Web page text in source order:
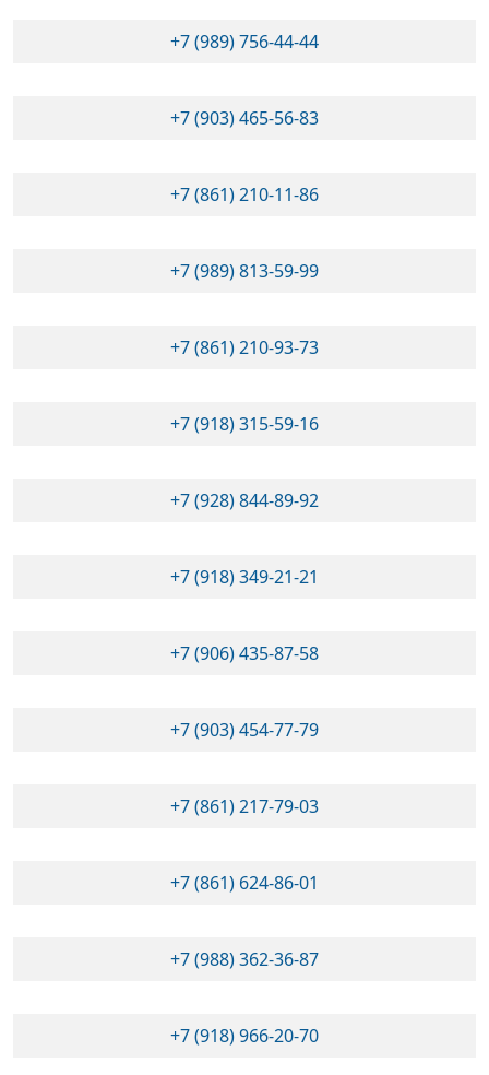
+7 (989) 756-44-44
+7 (903) 465-56-83
+7 (861) 210-11-86
+7 (989) 813-59-99
+7 (861) 210-93-73
+7 (918) 315-59-16
+7 (928) 844-89-92
+7 (918) 349-21-21
+7 (906) 435-87-58
+7 (903) 454-77-79
+7 (861) 217-79-03
+7 (861) 624-86-01
+7 (988) 362-36-87
+7 (918) 966-20-70